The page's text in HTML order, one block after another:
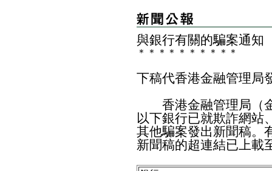
與銀行有關的騙案通知
＊ ＊ ＊ ＊ ＊ ＊ ＊ ＊ ＊ ＊
下稿代香港金融管理局
香港金融管理局（金
以下銀行已就欺詐網站
其他騙案發出新聞稿。
新聞稿的超連結已上載